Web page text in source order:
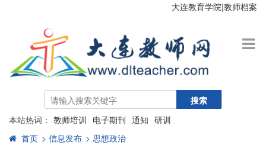
大连教育学院|教师档案
搜索
本站热词： 教师培训 电子期刊 通知 研训
首页 > 信息发布 > 思想政治